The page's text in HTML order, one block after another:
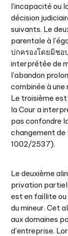
l'incapacité ou
décision
suivants. Le
parentale à
ปกครองโดยมิชอ
interprétée de
l’abandon
combinée à
Le troisième
la Cour a
pas confondre
changement de
1002/2537).
Le deuxième
privation
est en faillite
du mineur. Cet
aux domaines
d’entreprise.